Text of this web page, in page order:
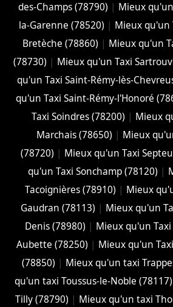
des-Champs (78790) | Mieux
la-Garenne (78520) | Mieux qu'un
Bretèche (78860) | Mieux qu'un
(78730) | Mieux qu'un Taxi
qu'un Taxi Saint-Rémy-lès-
qu'un Taxi Saint-Rémy-l'Honoré
Taxi Soindres (78200) | Mieux
Marchais (78650) | Mieux
(78720) | Mieux qu'un Taxi
qu'un Taxi Sonchamp (78120) |
Tacoignières (78910) | Mieux
Gaudran (78113) | Mieux qu'un
Denis (78980) | Mieux qu'un
Aubette (78250) | Mieux qu'un
(78850) | Mieux qu'un taxi
qu'un taxi Toussus-le-Noble (78117)
Tilly (78790) | Mieux qu'un taxi